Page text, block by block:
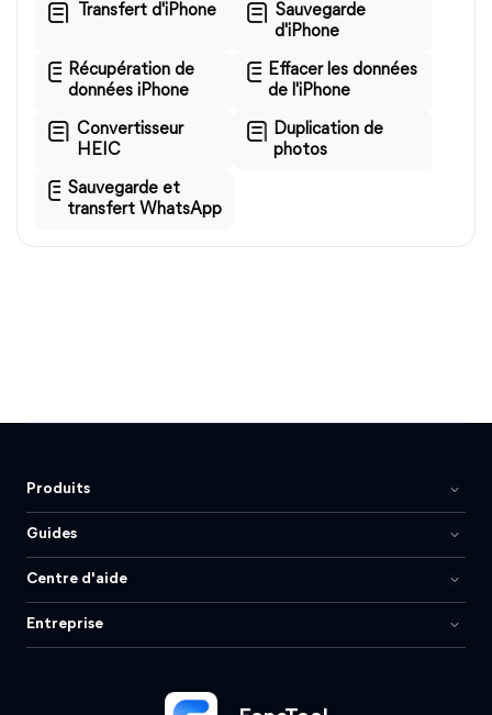
Transfert d'iPhone
Sauvegarde
d'iPhone
Récupération de
données iPhone
Effacer les données
de l'iPhone
Convertisseur
HEIC
Duplication de
photos
Sauvegarde et
transfert WhatsApp
Produits
Guides
Centre d'aide
Entreprise